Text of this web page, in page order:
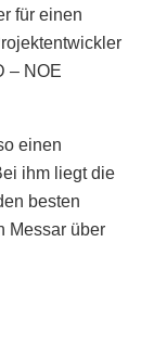
für einen
– NOE
einen
ihm liegt die
besten
Messar über